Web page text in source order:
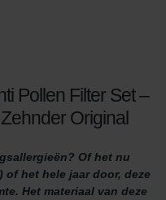
Pollen Filter Set –
Original
Of het nu
het hele jaar door, deze
Het materiaal van deze